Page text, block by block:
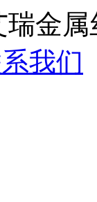
金
我们